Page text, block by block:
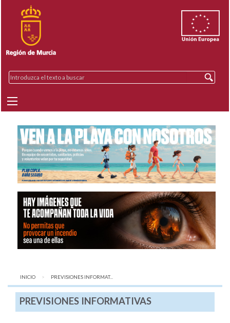
INICIO AQUÍ:
PREVISIONES INFORMAT...
PREVISIONES INFORMATIVAS